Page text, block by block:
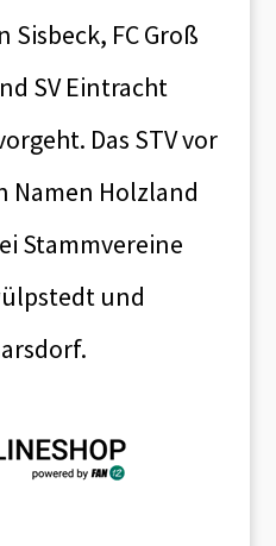
Sisbeck, FC Groß
SV Eintracht
Das STV vor
Namen Holzland
Stammvereine
und